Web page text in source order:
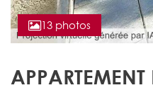
13 photos